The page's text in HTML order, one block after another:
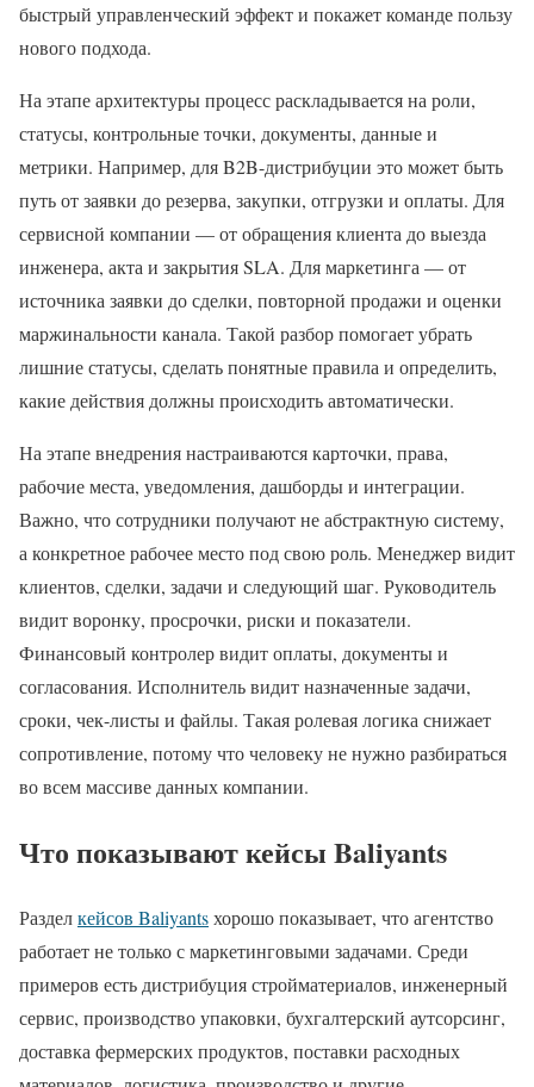
быстрый управленческий эффект и покажет команде пользу
нового подхода.
На этапе архитектуры процесс раскладывается на роли,
статусы, контрольные точки, документы, данные и
метрики. Например, для B2B-дистрибуции это может быть
путь от заявки до резерва, закупки, отгрузки и оплаты. Для
сервисной компании — от обращения клиента до выезда
инженера, акта и закрытия SLA. Для маркетинга — от
источника заявки до сделки, повторной продажи и оценки
маржинальности канала. Такой разбор помогает убрать
лишние статусы, сделать понятные правила и определить,
какие действия должны происходить автоматически.
На этапе внедрения настраиваются карточки, права,
рабочие места, уведомления, дашборды и интеграции.
Важно, что сотрудники получают не абстрактную систему,
а конкретное рабочее место под свою роль. Менеджер видит
клиентов, сделки, задачи и следующий шаг. Руководитель
видит воронку, просрочки, риски и показатели.
Финансовый контролер видит оплаты, документы и
согласования. Исполнитель видит назначенные задачи,
сроки, чек-листы и файлы. Такая ролевая логика снижает
сопротивление, потому что человеку не нужно разбираться
во всем массиве данных компании.
Что показывают кейсы Baliyants
Разделкейсов Baliyantsхорошо показывает, что агентство
работает не только с маркетинговыми задачами. Среди
примеров есть дистрибуция стройматериалов, инженерный
сервис, производство упаковки, бухгалтерский аутсорсинг,
доставка фермерских продуктов, поставки расходных